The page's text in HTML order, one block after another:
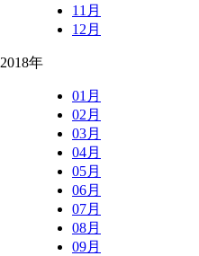
11月
12月
2018年
01月
02月
03月
04月
05月
06月
07月
08月
09月